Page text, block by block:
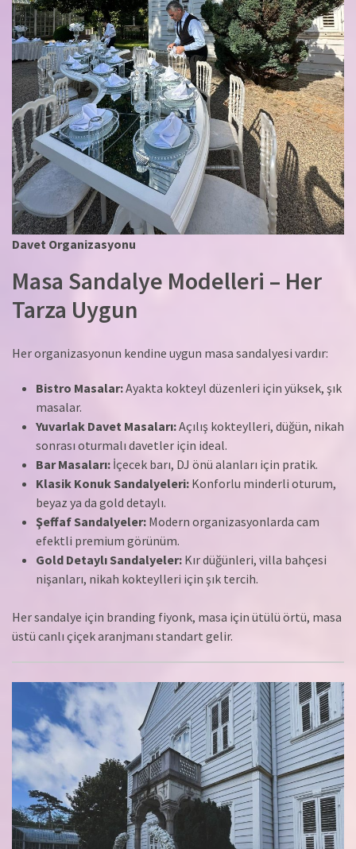
Davet Organizasyonu
Masa Sandalye Modelleri – Her
Tarza Uygun
Her organizasyonun kendine uygun masa sandalyesi vardır:
Bistro Masalar:Ayakta kokteyl düzenleri için yüksek, şık
masalar.
Yuvarlak Davet Masaları:Açılış kokteylleri, düğün, nikah
sonrası oturmalı davetler için ideal.
Bar Masaları: İçecek barı, DJ önü alanları için pratik.
Klasik Konuk Sandalyeleri: Konforlu minderli oturum,
beyaz ya da gold detaylı.
Şeffaf Sandalyeler: Modern organizasyonlarda cam
efektli premium görünüm.
Gold Detaylı Sandalyeler: Kır düğünleri, villa bahçesi
nişanları, nikah kokteylleri için şık tercih.
Her sandalye için branding fiyonk, masa için ütülü örtü, masa
üstü canlı çiçek aranjmanı standart gelir.